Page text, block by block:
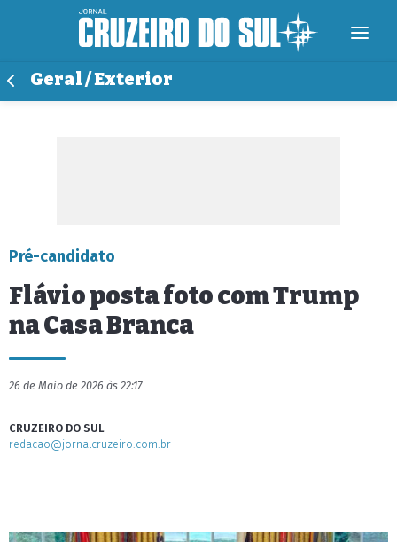
Geral / Exterior
Pré-candidato
Flávio posta foto com Trump
na Casa Branca
26 de Maio de 2026 às 22:17
CRUZEIRO DO SUL
redacao@jornalcruzeiro.com.br